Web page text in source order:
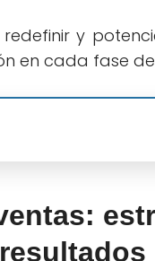
y
en cada fase